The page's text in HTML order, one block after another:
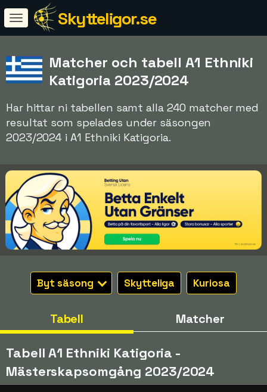
Skytteligor.se
Matcher och tabell A1 Ethniki
Katigoria 2023/2024
Har hittar ni tabellen samt alla 240 matcher med
resultat som spelades under säsongen
2023/2024 i A1 Ethniki Katigoria.
Byt säsong Skytteliga Kuriosa
Tabell Matcher
Tabell A1 Ethniki Katigoria -
Mästerskapsomgång 2023/2024